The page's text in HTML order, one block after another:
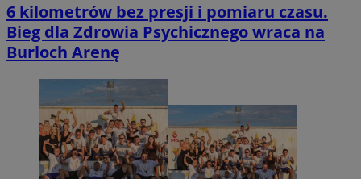
6 kilometrów bez presji i pomiaru czasu.
Bieg dla Zdrowia Psychicznego wraca na
Burloch Arenę